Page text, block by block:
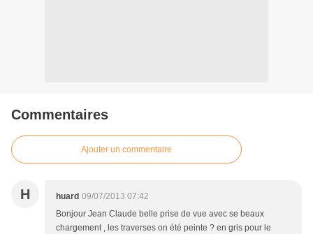
Commentaires
Ajouter un commentaire
H huard 09/07/2013 07:42
Bonjour Jean Claude belle prise de vue avec se beaux
chargement , les traverses on été peinte ? en gris pour le